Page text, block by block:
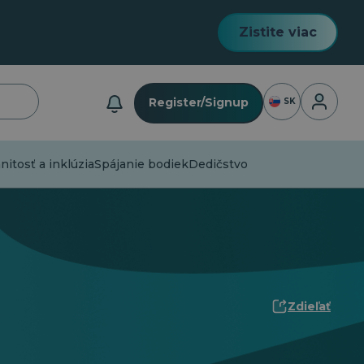
Zistite viac
Register/Signup SK
a inklúziaSpájanie bodiekDedičstvo
Zdieľať